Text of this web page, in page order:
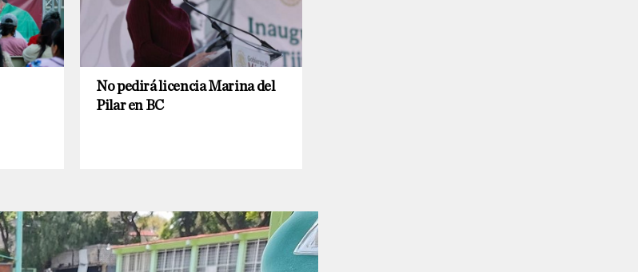
No pedirá licencia Marina del
Pilar en BC